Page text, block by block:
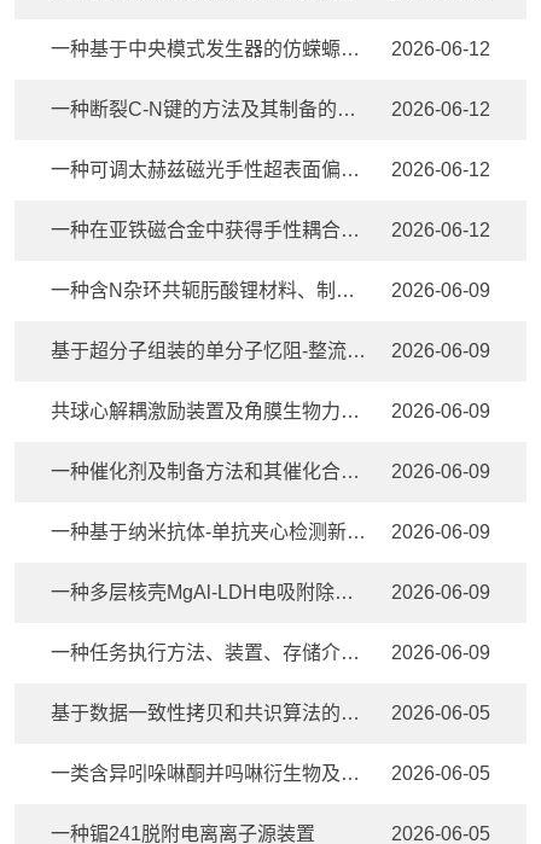
一种基于中央模式发生器的仿蝾螈机器人运动控制方法及系统 2026-06-12
一种断裂C-N键的方法及其制备的碳糖苷类和环醚类化合物 2026-06-12
一种可调太赫兹磁光手性超表面偏折器 2026-06-12
一种在亚铁磁合金中获得手性耦合的方法 2026-06-12
一种含N杂环共轭肟酸锂材料、制备方法及在锂离子电池中的应用 2026-06-09
基于超分子组装的单分子忆阻-整流器件及其制备方法 2026-06-09
共球心解耦激励装置及角膜生物力学参数测量设备 2026-06-09
一种催化剂及制备方法和其催化合成三丙酮胺的方法 2026-06-09
一种基于纳米抗体-单抗夹心检测新型冠状病毒受体结合区蛋白的均相方法 2026-06-09
一种多层核壳MgAl-LDH电吸附除磷正极材料 2026-06-09
一种任务执行方法、装置、存储介质及电子设备 2026-06-09
基于数据一致性拷贝和共识算法的空管分布式存储中间件 2026-06-05
一类含异吲哚啉酮并吗啉衍生物及其制备方法和用途 2026-06-05
一种镅241脱附电离离子源装置 2026-06-05